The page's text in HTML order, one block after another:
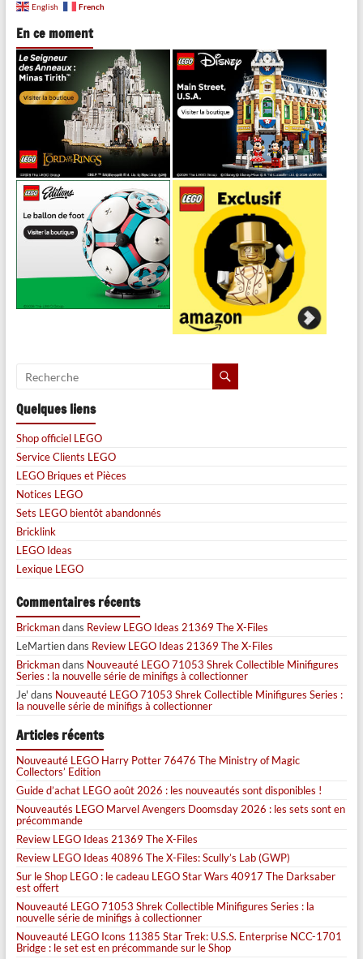
English French
En ce moment
Quelques liens
Shop officiel LEGO
Service Clients LEGO
LEGO Briques et Pièces
Notices LEGO
Sets LEGO bientôt abandonnés
Bricklink
LEGO Ideas
Lexique LEGO
Commentaires récents
Brickmandans Review LEGO Ideas 21369 The X-Files
LeMartiendans Review LEGO Ideas 21369 The X-Files
Brickmandans Nouveauté LEGO 71053 Shrek Collectible Minifigures
Series : la nouvelle série de minifigs à collectionner
Je' dans Nouveauté LEGO 71053 Shrek Collectible Minifigures Series :
la nouvelle série de minifigs à collectionner
Articles récents
Nouveauté LEGO Harry Potter 76476 The Ministry of Magic
Collectors’ Edition
Guide d’achat LEGO août 2026 : les nouveautés sont disponibles !
Nouveautés LEGO Marvel Avengers Doomsday 2026 : les sets sont en
précommande
Review LEGO Ideas 21369 The X-Files
Review LEGO Ideas 40896 The X-Files: Scully’s Lab (GWP)
Sur le Shop LEGO : le cadeau LEGO Star Wars 40917 The Darksaber
est offert
Nouveauté LEGO 71053 Shrek Collectible Minifigures Series : la
nouvelle série de minifigs à collectionner
Nouveauté LEGO Icons 11385 Star Trek: U.S.S. Enterprise NCC-1701
Bridge : le set est en précommande sur le Shop